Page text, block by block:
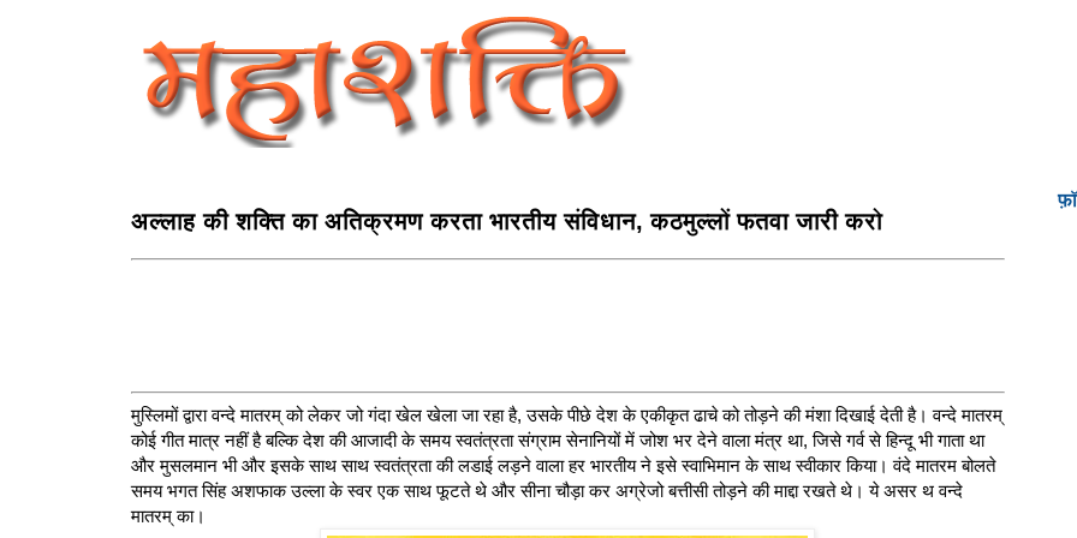
अल्लाह की शक्ति का अतिक्रमण करता भारतीय संविधान, कठमुल्लों फतवा जारी करो
मुस्लिमों द्वारा वन्दे मातरम् को लेकर जो गंदा खेल खेला जा रहा है, उसके पीछे देश के एकीकृत ढाचे को तोड़ने की मंशा दिखाई देती है। वन्दे मातरम्
कोई गीत मात्र नहीं है बल्कि देश की आजादी के समय स्वतंत्रता संग्राम सेनानियों में जोश भर देने वाला मंत्र था, जिसे गर्व से हिन्दू भी गाता था
और मुसलमान भी और इसके साथ साथ स्वतंत्रता की लडाई लड़ने वाला हर भारतीय ने इसे स्वाभिमान के साथ स्वीकार किया। वंदे मातरम बोलते
समय भगत सिंह अशफाक उल्ला के स्वर एक साथ फूटते थे और सीना चौड़ा कर अग्रेजो बत्तीसी तोड़ने की माद्दा रखते थे। ये असर थ वन्दे
मातरम् का।